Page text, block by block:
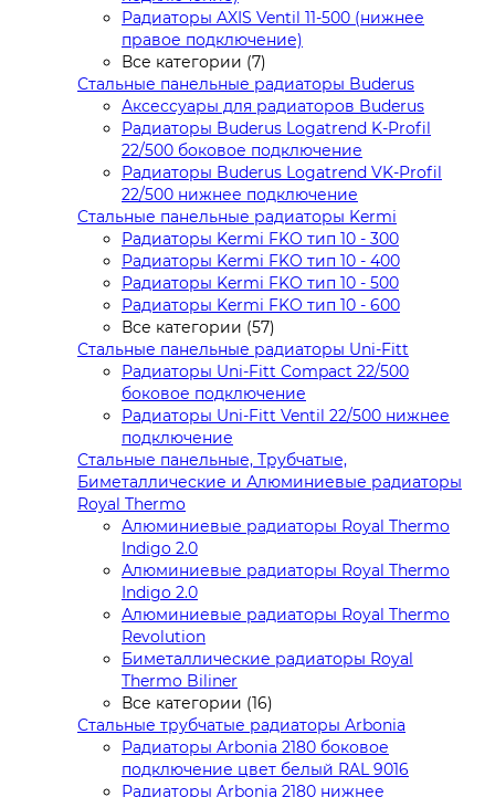
Радиаторы AXIS Ventil 11-500 (нижнее
правое подключение)
Все категории (7)
Стальные панельные радиаторы Buderus
Аксессуары для радиаторов Buderus
Радиаторы Buderus Logatrend K-Profil
22/500 боковое подключение
Радиаторы Buderus Logatrend VK-Profil
22/500 нижнее подключение
Стальные панельные радиаторы Kermi
Радиаторы Kermi FKO тип 10 - 300
Радиаторы Kermi FKO тип 10 - 400
Радиаторы Kermi FKO тип 10 - 500
Радиаторы Kermi FKO тип 10 - 600
Все категории (57)
Стальные панельные радиаторы Uni-Fitt
Радиаторы Uni-Fitt Compact 22/500
боковое подключение
Радиаторы Uni-Fitt Ventil 22/500 нижнее
подключение
Стальные панельные, Трубчатые,
Биметаллические и Алюминиевые радиаторы
Royal Thermo
Алюминиевые радиаторы Royal Thermo
Indigo 2.0
Алюминиевые радиаторы Royal Thermo
Indigo 2.0
Алюминиевые радиаторы Royal Thermo
Revolution
Биметаллические радиаторы Royal
Thermo Biliner
Все категории (16)
Стальные трубчатые радиаторы Arbonia
Радиаторы Arbonia 2180 боковое
подключение цвет белый RAL 9016
Радиаторы Arbonia 2180 нижнее